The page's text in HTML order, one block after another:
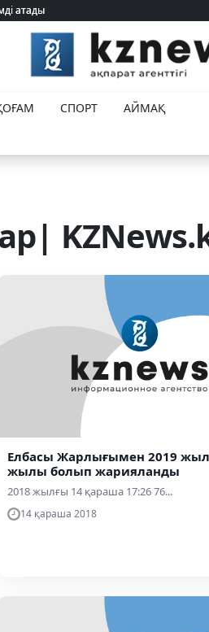
СПОРТ
АЙМАҚ
Елбасы Жарлығымен 2019
жылы болып жарияланды
2018 жылғы 14 қараша 17:26 76...
14 қараша 2018